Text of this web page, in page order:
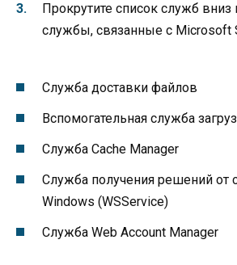
Прокрутите список служб вниз
службы, связанные с Microsoft
Служба доставки файлов
Вспомогательная служба
Служба Cache Manager
Служба получения решений от
Windows (WSService)
Служба Web Account Manager